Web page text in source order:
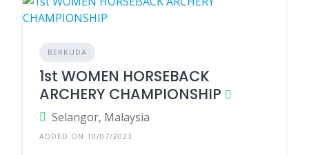
BERKUDA
1st WOMEN HORSEBACK
ARCHERY CHAMPIONSHIP
Selangor, Malaysia
ADDED ON 10/07/2023